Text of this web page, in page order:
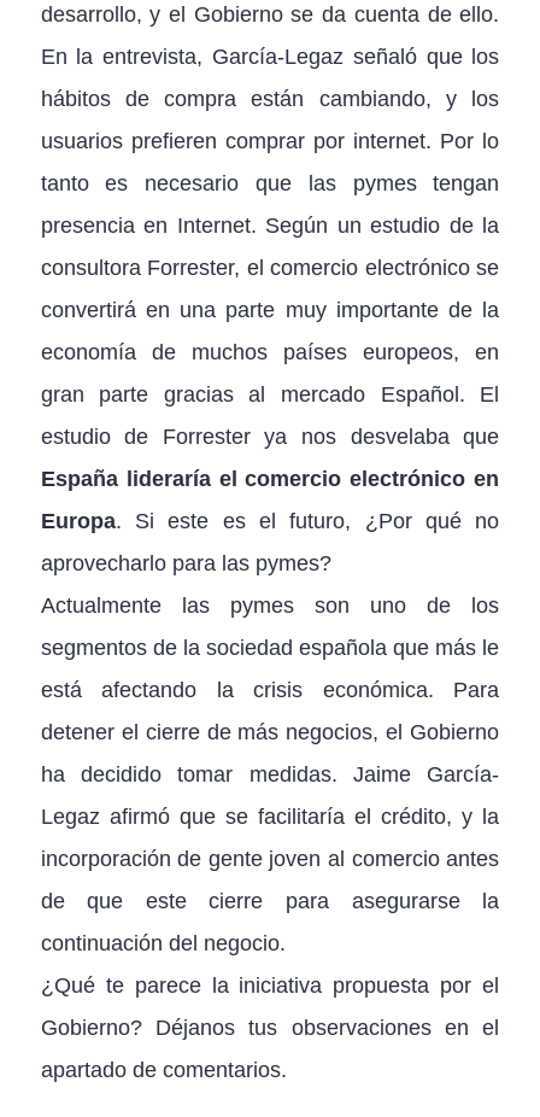
desarrollo, y el Gobierno se da cuenta de ello.
En la entrevista, García-Legaz señaló que los
hábitos de compra están cambiando, y los
usuarios prefieren comprar por internet. Por lo
tanto es necesario que las pymes tengan
presencia en Internet. Según un estudio de la
consultora Forrester, el comercio electrónico se
convertirá en una parte muy importante de la
economía de muchos países europeos, en
gran parte gracias al mercado Español. El
estudio de Forrester ya nos desvelaba que
España lideraría el comercio electrónico en
Europa. Si este es el futuro, ¿Por qué no
aprovecharlo para las pymes?
Actualmente las pymes son uno de los
segmentos de la sociedad española que más le
está afectando la crisis económica. Para
detener el cierre de más negocios, el Gobierno
ha decidido tomar medidas. Jaime García-
Legaz afirmó que se facilitaría el crédito, y la
incorporación de gente joven al comercio antes
de que este cierre para asegurarse la
continuación del negocio.
¿Qué te parece la iniciativa propuesta por el
Gobierno? Déjanos tus observaciones en el
apartado de comentarios.